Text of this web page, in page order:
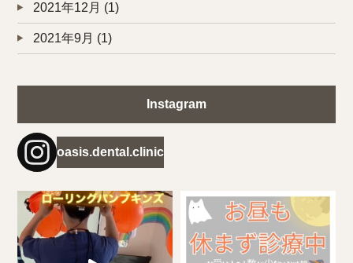
2021年12月 (1)
2021年9月 (1)
Instagram
oasis.dental.clinic